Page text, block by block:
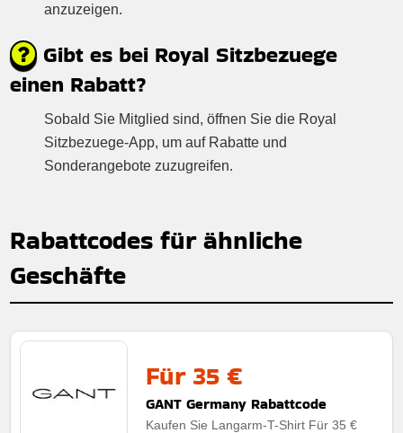
anzuzeigen.
Gibt es bei Royal Sitzbezuege
einen Rabatt?
Sobald Sie Mitglied sind, öffnen Sie die Royal
Sitzbezuege-App, um auf Rabatte und
Sonderangebote zuzugreifen.
Rabattcodes für ähnliche
Geschäfte
Für 35 €
GANT Germany Rabattcode
Kaufen Sie Langarm-T-Shirt Für 35 €